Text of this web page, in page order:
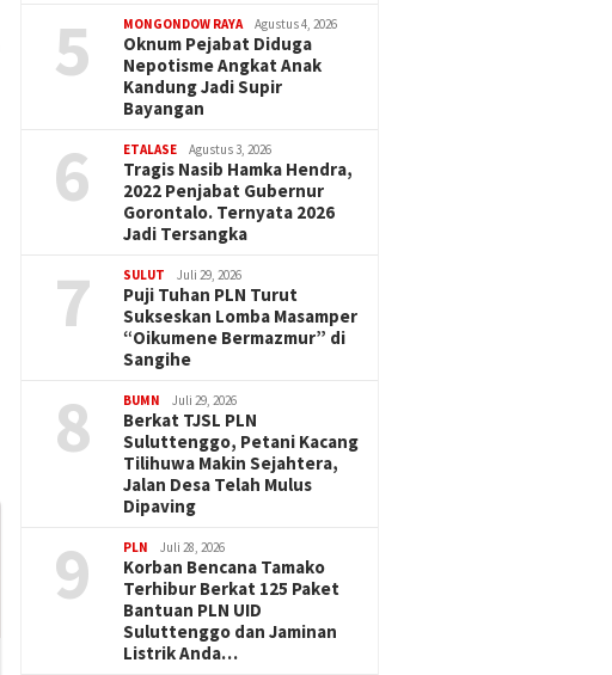
5 MONGONDOW RAYA Agustus 4, 2026
Oknum Pejabat Diduga
Nepotisme Angkat Anak
Kandung Jadi Supir
Bayangan
6 ETALASE Agustus 3, 2026
Tragis Nasib Hamka Hendra,
2022 Penjabat Gubernur
Gorontalo. Ternyata 2026
Jadi Tersangka
7 SULUT Juli 29, 2026
Puji Tuhan PLN Turut
Sukseskan Lomba Masamper
“Oikumene Bermazmur” di
Sangihe
8 BUMN Juli 29, 2026
Berkat TJSL PLN
Suluttenggo, Petani Kacang
Tilihuwa Makin Sejahtera,
Jalan Desa Telah Mulus
Dipaving
9 PLN Juli 28, 2026
Korban Bencana Tamako
Terhibur Berkat 125 Paket
Bantuan PLN UID
Suluttenggo dan Jaminan
Listrik Anda…